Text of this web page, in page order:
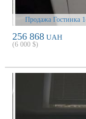
Продажа Гостинка
256 868 UAH
(6 000 $)